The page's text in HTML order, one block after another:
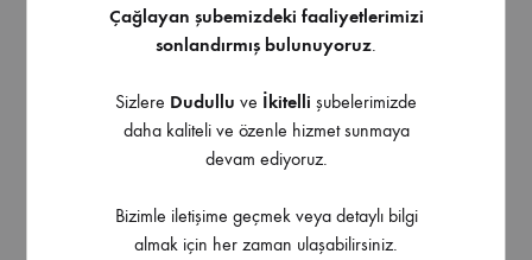
Çağlayan şubemizdeki faaliyetlerimizi
sonlandırmış bulunuyoruz.
Sizlere Dudullu ve İkitelli şubelerimizde
daha kaliteli ve özenle hizmet sunmaya
devam ediyoruz.
Bizimle iletişime geçmek veya detaylı bilgi
almak için her zaman ulaşabilirsiniz.